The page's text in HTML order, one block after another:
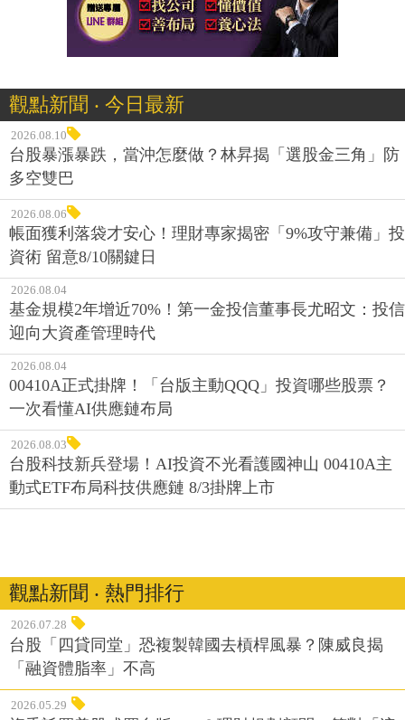
觀點新聞 ‧ 今日最新
2026.08.10
台股暴漲暴跌，當沖怎麼做？林昇揭「選股金三角」防
多空雙巴
2026.08.06
帳面獲利落袋才安心！理財專家揭密「9%攻守兼備」投
資術 留意8/10關鍵日
2026.08.04
基金規模2年增近70%！第一金投信董事長尤昭文：投信
迎向大資產管理時代
2026.08.04
00410A正式掛牌！「台版主動QQQ」投資哪些股票？
一次看懂AI供應鏈布局
2026.08.03
台股科技新兵登場！AI投資不光看護國神山 00410A主
動式ETF布局科技供應鏈 8/3掛牌上市
觀點新聞 ‧ 熱門排行
2026.07.28
台股「四貸同堂」恐複製韓國去槓桿風暴？陳威良揭
「融資體脂率」不高
2026.05.29